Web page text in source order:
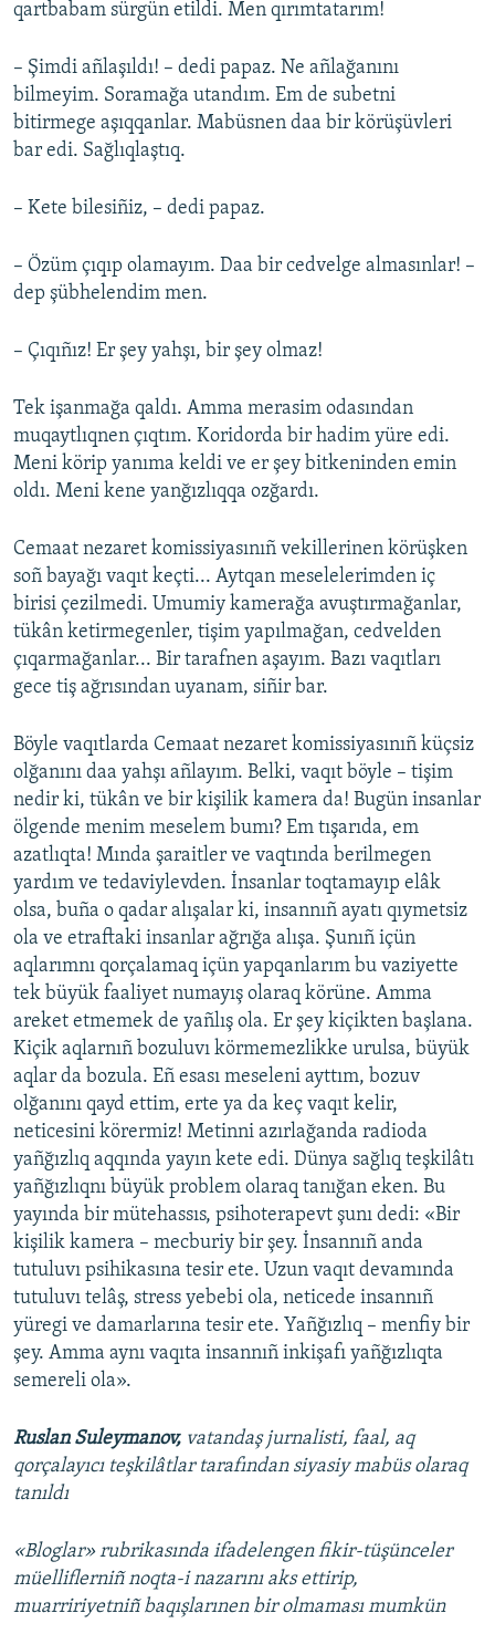
qartbabam sürgün etildi. Men qırımtatarım!
– Şimdi añlaşıldı! – dedi papaz. Ne añlağanını
bilmeyim. Soramağa utandım. Em de subetni
bitirmege aşıqqanlar. Mabüsnen daa bir körüşüvleri
bar edi. Sağlıqlaştıq.
– Kete bilesiñiz, – dedi papaz.
– Özüm çıqıp olamayım. Daa bir cedvelge almasınlar! –
dep şübhelendim men.
– Çıqıñız! Er şey yahşı, bir şey olmaz!
Tek işanmağa qaldı. Amma merasim odasından
muqaytlıqnen çıqtım. Koridorda bir hadim yüre edi.
Meni körip yanıma keldi ve er şey bitkeninden emin
oldı. Meni kene yanğızlıqqa ozğardı.
Cemaat nezaret komissiyasınıñ vekillerinen körüşken
soñ bayağı vaqıt keçti... Aytqan meselelerimden iç
birisi çezilmedi. Umumiy kamerağa avuştırmağanlar,
tükân ketirmegenler, tişim yapılmağan, cedvelden
çıqarmağanlar... Bir tarafnen aşayım. Bazı vaqıtları
gece tiş ağrısından uyanam, siñir bar.
Böyle vaqıtlarda Cemaat nezaret komissiyasınıñ küçsiz
olğanını daa yahşı añlayım. Belki, vaqıt böyle – tişim
nedir ki, tükân ve bir kişilik kamera da! Bugün insanlar
ölgende menim meselem bumı? Em tışarıda, em
azatlıqta! Mında şaraitler ve vaqtında berilmegen
yardım ve tedaviylevden. İnsanlar toqtamayıp elâk
olsa, buña o qadar alışalar ki, insannıñ ayatı qıymetsiz
ola ve etraftaki insanlar ağrığa alışa. Şunıñ içün
aqlarımnı qorçalamaq içün yapqanlarım bu vaziyette
tek büyük faaliyet numayış olaraq körüne. Amma
areket etmemek de yañlış ola. Er şey kiçikten başlana.
Kiçik aqlarnıñ bozuluvı körmemezlikke urulsa, büyük
aqlar da bozula. Eñ esası meseleni ayttım, bozuv
olğanını qayd ettim, erte ya da keç vaqıt kelir,
neticesini körermiz! Metinni azırlağanda radioda
yañğızlıq aqqında yayın kete edi. Dünya sağlıq teşkilâtı
yañğızlıqnı büyük problem olaraq tanığan eken. Bu
yayında bir mütehassıs, psihoterapevt şunı dedi: «Bir
kişilik kamera – mecburiy bir şey. İnsannıñ anda
tutuluvı psihikasına tesir ete. Uzun vaqıt devamında
tutuluvı telâş, stress yebebi ola, neticede insannıñ
yüregi ve damarlarına tesir ete. Yañğızlıq – menfiy bir
şey. Amma aynı vaqıta insannıñ inkişafı yañğızlıqta
semereli ola».
Ruslan Suleymanov, vatandaş jurnalisti, faal, aq
qorçalayıcı teşkilâtlar tarafından siyasiy mabüs olaraq
tanıldı
«Bloglar» rubrikasında ifadelengen fikir-tüşünceler
müelliflerniñ noqta-i nazarını aks ettirip,
muarririyetniñ baqışlarınen bir olmaması mumkün